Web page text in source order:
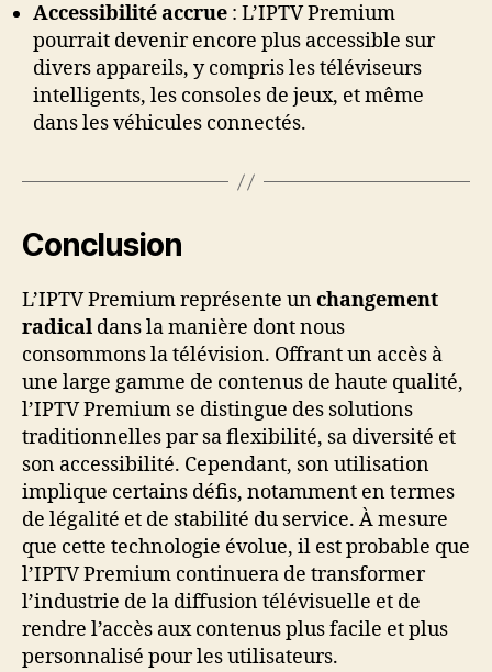
Accessibilité accrue : L’IPTV Premium
pourrait devenir encore plus accessible sur
divers appareils, y compris les téléviseurs
intelligents, les consoles de jeux, et même
dans les véhicules connectés.
Conclusion
L’IPTV Premium représente unchangement
radical dans la manière dont nous
consommons la télévision. Offrant un accès à
une large gamme de contenus de haute qualité,
l’IPTV Premium se distingue des solutions
traditionnelles par sa flexibilité, sa diversité et
son accessibilité. Cependant, son utilisation
implique certains défis, notamment en termes
de légalité et de stabilité du service. À mesure
que cette technologie évolue, il est probable que
l’IPTV Premium continuera de transformer
l’industrie de la diffusion télévisuelle et de
rendre l’accès aux contenus plus facile et plus
personnalisé pour les utilisateurs.